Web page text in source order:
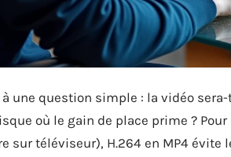
une question simple : la vidéo
où le gain de place prime ?
sur téléviseur), H.264 en MP4 évite